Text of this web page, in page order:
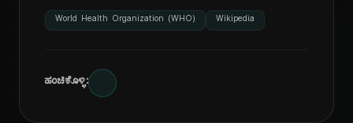
World Health Organization (WHO) Wikipedia
ಹಂಚಿಕೊಳ್ಳಿ: